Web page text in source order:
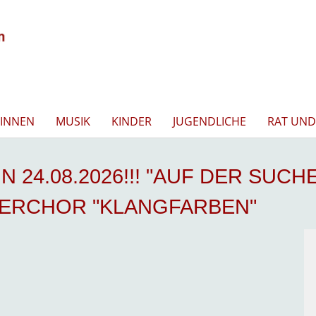
MUSIK KINDER JUGENDLICHE RAT
24.08.2026!!! "AUF DER
"KLANGFARBEN"